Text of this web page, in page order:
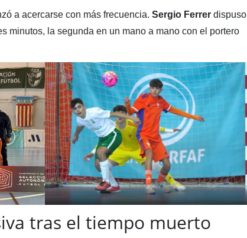
a acercarse con más frecuencia. Sergio Ferrerdispuso
minutos, la segunda en un mano a mano con el portero
tras el tiempo muerto